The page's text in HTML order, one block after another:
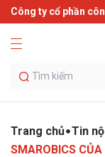
Công ty cổ phần
Trang chủ Tin
SMAROBICS